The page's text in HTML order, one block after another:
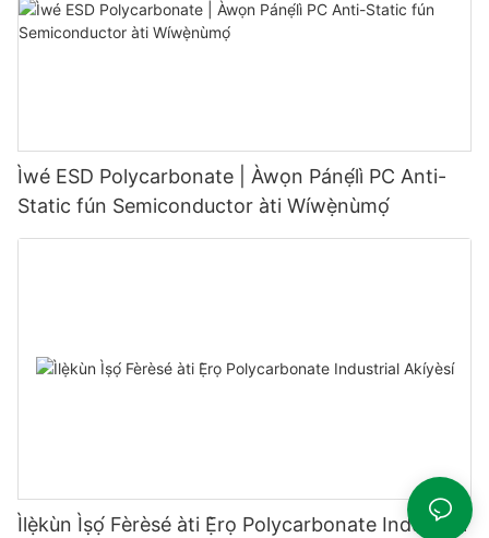
Ìwé ESD Polycarbonate | Àwọn Pánẹ́lì PC Anti-
Static fún Semiconductor àti Wíwẹ̀nùmọ́
Ìlẹ̀kùn Ìṣọ́ Fèrèsé àti Ẹ̀rọ Polycarbonate Industrial